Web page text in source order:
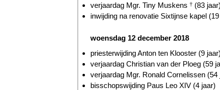
verjaardag Mgr. Tiny Muskens † (83
inwijding na renovatie Sixtijnse kapel
woensdag 12 december 2018
priesterwijding Anton ten Klooster (9
verjaardag Christian van der Ploeg (59
verjaardag Mgr. Ronald Cornelissen (54
bisschopswijding Paus Leo XIV (4 jaar)